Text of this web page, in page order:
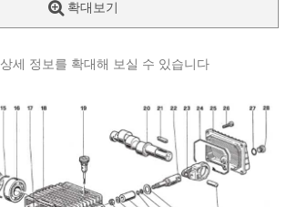
확대보기
상세 정보를 확대해 보실 수 있습니다